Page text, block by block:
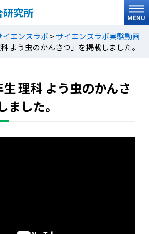
究所
イエンスラボ > サイエンスラボ実験動画
よう虫のかんさつ」を掲載しました。
生 理科 よう虫のかんさ
ました。